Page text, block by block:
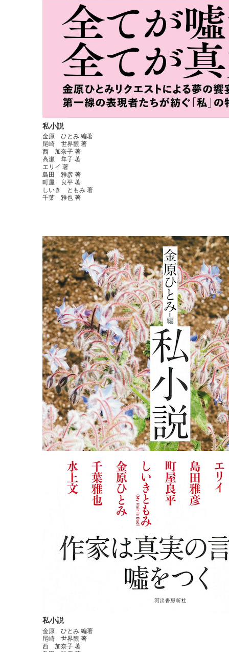
私小説
金原 ひとみ 編著
尾崎 世界観 著
西 加奈子 著
高瀬 隼子 著
エリイ 著
島田 雅彦 著
町屋 良平 著
しいき ともみ 著
千葉 雅也 著
私小説
金原 ひとみ 編著
尾崎 世界観 著
西 加奈子 著